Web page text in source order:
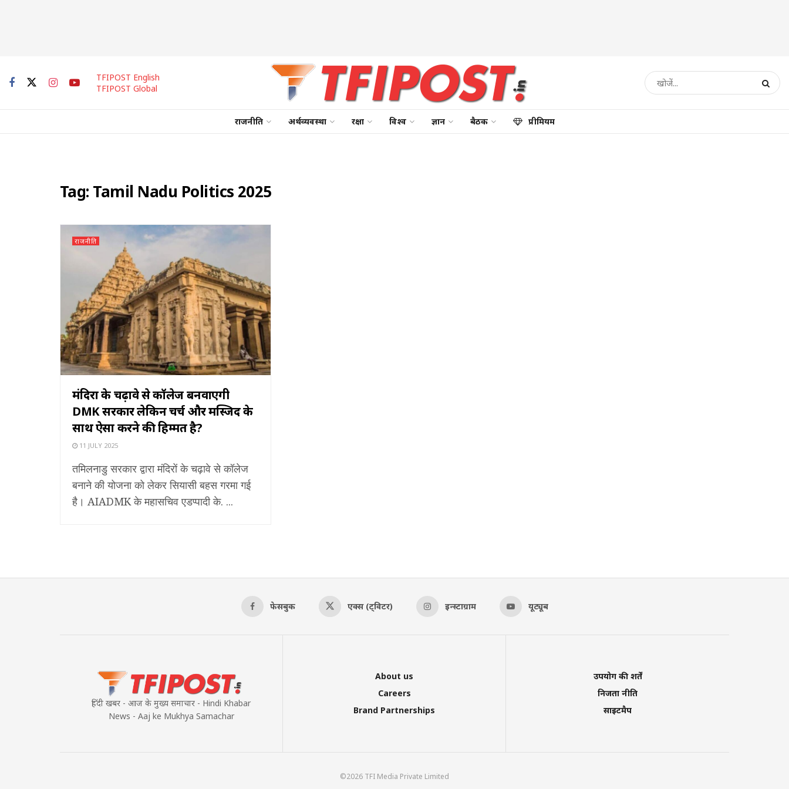
TFIPOST English
TFIPOST Global
राजनीति अर्थव्यवस्था रक्षा विश्व ज्ञान बैठक प्रीमियम
Tag: Tamil Nadu Politics 2025
राजनीति
मंदिरों के चढ़ावे से कॉलेज बनवाएगी
DMK सरकार लेकिन चर्च और मस्जिद के
साथ ऐसा करने की हिम्मत है?
11 JULY 2025
तमिलनाडु सरकार द्वारा मंदिरों के चढ़ावे से कॉलेज
बनाने की योजना को लेकर सियासी बहस गरमा गई
है। AIADMK के महासचिव एडप्पादी के. ...
फेसबुक एक्स (ट्विटर) इन्स्टाग्राम यूट्यूब
हिंदी खबर - आज के मुख्य समाचार - Hindi Khabar
News - Aaj ke Mukhya Samachar
About us
Careers
Brand Partnerships
उपयोग की शर्तें
निजता नीति
साइटमैप
©2026 TFI Media Private Limited